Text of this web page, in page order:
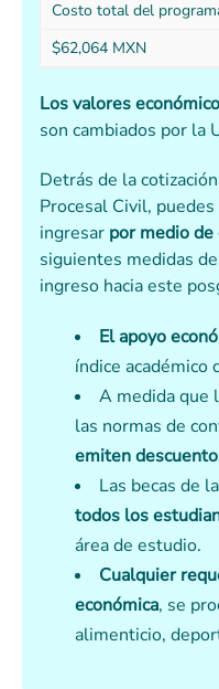
Costo total del
$62,064 MXN
Los valores
son cambiados por la
Detrás de la
Procesal Civil,
ingresar por medio
siguientes medidas
ingreso hacia este
El apoyo
índice académico
A medida que
las normas de
emiten
Las becas de
todos los
área de estudio.
Cualquier
económica, se
alimenticio,